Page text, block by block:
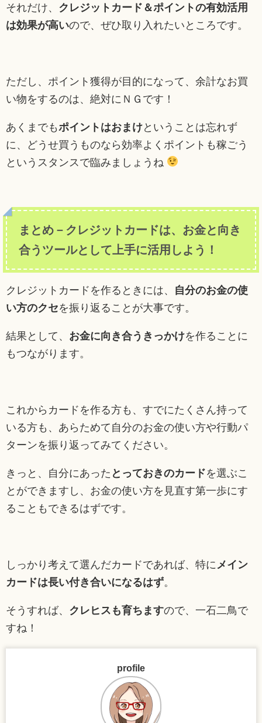
それだけ、 クレジットカード＆ポイントの有効活用
は効果が高いので、ぜひ取り入れたいところです。
ただし、ポイント獲得が目的になって、余計なお買
い物をするのは、絶対にＮＧです！
あくまでもポイントはおまけということは忘れず
に、どうせ買うものなら効率よくポイントも稼ごう
というスタンスで臨みましょうね
まとめ－クレジットカードは、お金と向き
合うツールとして上手に活用しよう！
クレジットカードを作るときには、 自分のお金の使
い方のクセを振り返ることが大事です。
結果として、 お金に向き合うきっかけを作ることに
もつながります。
これからカードを作る方も、すでにたくさん持って
いる方も、あらためて自分のお金の使い方や行動パ
ターンを振り返ってみてください。
きっと、自分にあった とっておきのカードを選ぶこ
とができますし、お金の使い方を見直す第一歩にす
ることもできるはずです。
しっかり考えて選んだカードであれば、特に メイン
カードは長い付き合いになるはず。
そうすれば、 クレヒスも育ちますので、一石二鳥で
すね！
profile